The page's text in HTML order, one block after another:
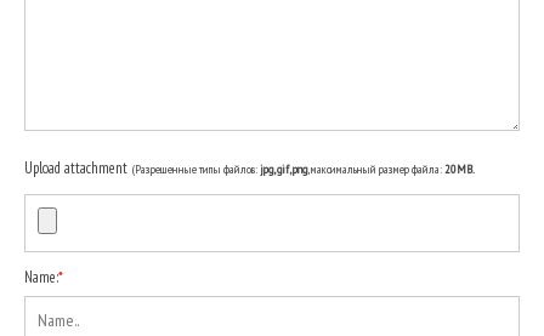
Upload attachment (Разрешенные типы файлов:jpg, gif, png, максимальный размер файла: 20MB.
Name:*